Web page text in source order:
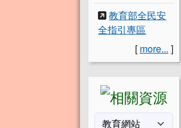
教育部全民安
全指引專區
[ more... ]